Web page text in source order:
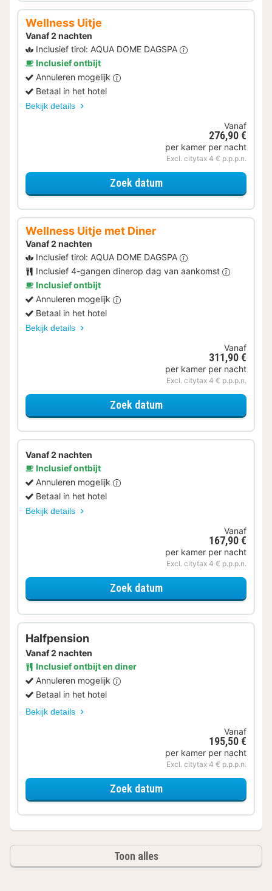
Wellness Uitje
Vanaf 2 nachten
Inclusief tirol: AQUA DOME DAGSPA
Inclusief ontbijt
Annuleren mogelijk
Betaal in het hotel
Bekijk details
Vanaf
276,90 €
per kamer per nacht
Excl. citytax 4 € p.p.p.n.
Zoek datumvoor Wellness Uitje
Wellness Uitje met Diner
Vanaf 2 nachten
Inclusief tirol: AQUA DOME DAGSPA
Inclusief 4-gangen dinerop dag van aankomst
Inclusief ontbijt
Annuleren mogelijk
Betaal in het hotel
Bekijk details
Vanaf
311,90 €
per kamer per nacht
Excl. citytax 4 € p.p.p.n.
Zoek datumvoor Wellness Uitje met
Vanaf 2 nachten
Inclusief ontbijt
Annuleren mogelijk
Betaal in het hotel
Bekijk details
Vanaf
167,90 €
per kamer per nacht
Excl. citytax 4 € p.p.p.n.
Zoek datumvoor
Halfpension
Vanaf 2 nachten
Annuleren mogelijk
Betaal in het hotel
Inclusief ontbijt en diner
Bekijk details
Vanaf
195,50 €
per kamer per nacht
Excl. citytax 4 € p.p.p.n.
Zoek datumvoor
Toon alles